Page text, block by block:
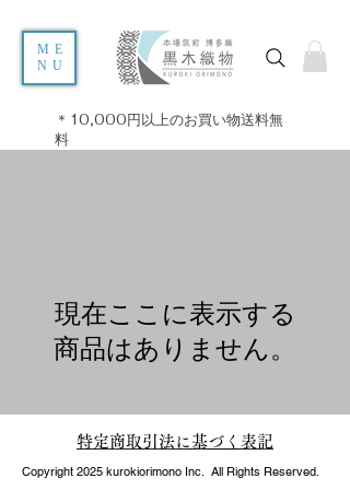
ME
NU
＊10,000円以上のお買い物送料無
料
現在ここに表示する
商品はありません。
特定商取引法に基づく表記
Copyright 2025 kurokiorimono Inc. All Rights Reserved.